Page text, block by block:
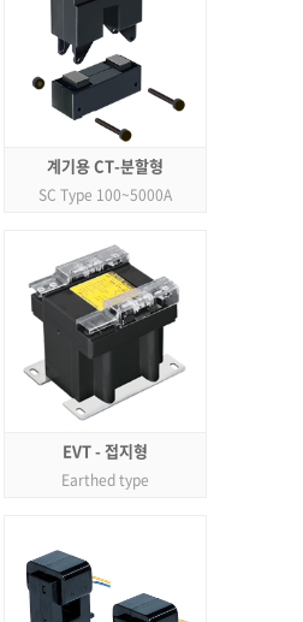
계기용 CT-분할형
SC Type 100~5000A
EVT - 접지형
Earthed type